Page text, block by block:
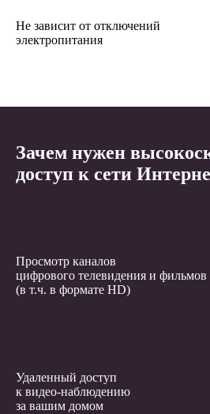
Не зависит от отключений
электропитания
Зачем нужен
доступ к сети
Просмотр каналов
цифрового телевидения и фильмов
(в т.ч. в формате HD)
Удаленный доступ
к видео-наблюдению
за вашим домом